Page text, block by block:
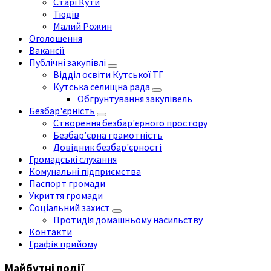
Тюдів
Малий Рожин
Оголошення
Вакансії
Публічні закупівлі
Відділ освіти Кутської ТГ
Кутська селищна рада
Обгрунтування закупівель
Безбар'єрність
Створення безбар'єрного простору
Безбар’єрна грамотність
Довідник безбар'єрності
Громадські слухання
Комунальні підприємства
Паспорт громади
Укриття громади
Соціальний захист
Протидія домашньому насильству
Контакти
Графік прийому